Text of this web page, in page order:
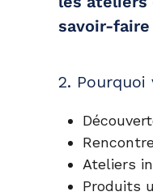
savoir-
2.
Ateliers
Produits